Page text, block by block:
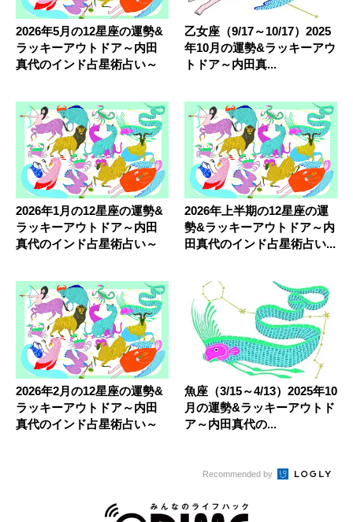
2026年5月の12星座の運勢&
ラッキーアウトドア～内田
真代のインド占星術占い～
乙女座（9/17～10/17）2025
年10月の運勢&ラッキーアウ
トドア～内田真...
2026年1月の12星座の運勢&
ラッキーアウトドア～内田
真代のインド占星術占い～
2026年上半期の12星座の運
勢&ラッキーアウトドア～内
田真代のインド占星術占い...
2026年2月の12星座の運勢&
ラッキーアウトドア～内田
真代のインド占星術占い～
魚座（3/15～4/13）2025年10
月の運勢&ラッキーアウトド
ア～内田真代の...
Recommended by